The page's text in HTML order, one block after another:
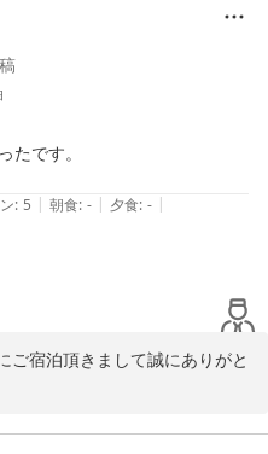
をおかけして申し訳ございませ
よくご滞在いただけるよう設
の提供ができるようスタッフ
お願い申し上げます。
ます。
: 5 | 朝食: - | 夕食: - |
ご宿泊頂きまして誠にありがと